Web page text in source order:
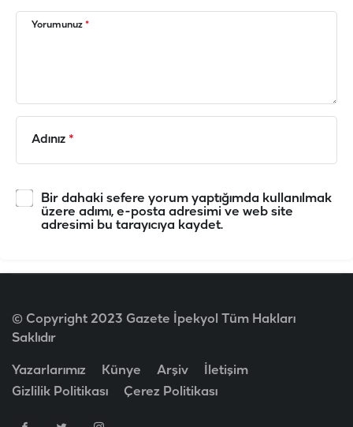
Yorumunuz *
Adınız *
Bir dahaki sefere yorum yaptığımda kullanılmak
üzere adımı, e-posta adresimi ve web site
adresimi bu tarayıcıya kaydet.
© Copyright 2023 Gazete İpekyol Tüm Hakları
Saklıdır
Yazarlarımız Künye Arşiv
İletişim
Gizlilik Politikası
Çerez Politikası